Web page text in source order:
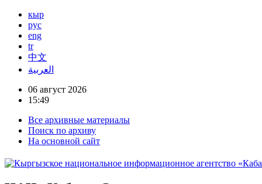
кыр
рус
eng
tr
中文
العربية
06 август 2026
15:49
Все архивные материалы
Поиск по архиву
На основной сайт